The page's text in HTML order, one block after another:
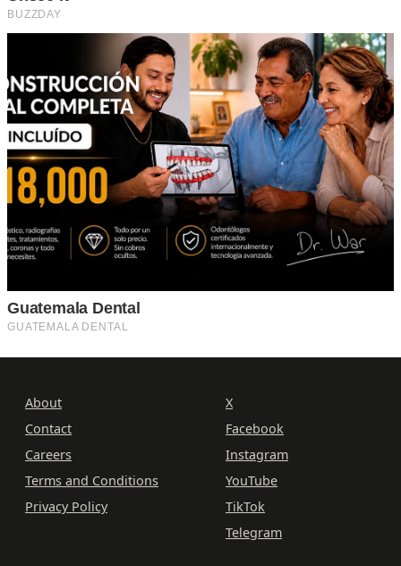
About
Contact
Careers
Terms and Conditions
Privacy Policy
X
Facebook
Instagram
YouTube
TikTok
Telegram